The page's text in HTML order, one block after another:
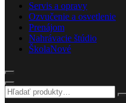
Servis a opravy
Ozvučenie a osvetlenie
Prenájom
Nahrávacie štúdio
ŠkolaNové